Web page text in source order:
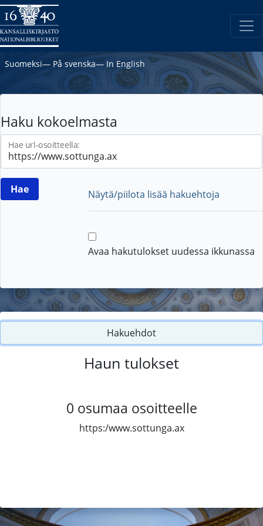
Suomeksi― På svenska― In English
Haku kokoelmasta
Hae url-osoitteella:
Näytä/piilota lisää hakuehtoja
Avaa hakutulokset uudessa ikkunassa
Hakuehdot
Haun tulokset
0 osumaa osoitteelle
https:/www.sottunga.ax